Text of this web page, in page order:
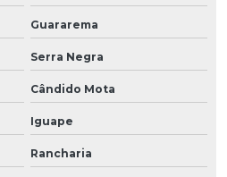
Guararema
Serra Negra
Cândido Mota
Iguape
Rancharia